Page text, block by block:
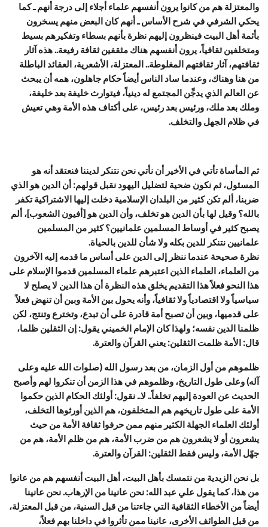
والمعتزلة هم من كانوا يرون أنفسهم علماء أجلاء إلى درجة أنهم ـ كما
يحكي الشرفي في شرح الأساس ـ أنهم كان البعض منهم يسخرون
بأئمة أهل البيت فينظرون إليهم نظرة بأنهم بسطاء وتفكيرهم بسيط
ومتخلفين ثقافياً، يرون أنفسهم هناك مثقفين ثقافة رفيعة.. هذه آثار
ثقافتهم، آثار ثقافتهم المغلوطة.. المعتزلة، الأشعرية، العقائد الباطلة
من هنا وهناك، وعندما ساد الناس أيضاً حكام جاهلون، همه أن يبحث
عن العالم الذي يدجِّن المجتمع له دينياً، فيتوارث خليفة بعد خليفة،
وملك بعد ملك، ورئيس بعد رئيس، على أكتاف هذه الأمة وهي تعيش
في ظلام الجهل والتخلف.
ثم المأساة تأتي في الأخير أن نأتي نحن نتنكر لديننا فنعتقد أنه هو
المسئول، ثم نكون ضحية لتضليل اليهود نقبل قولهم: أن الدين هو الذي
ضربنا، ألم تكن كثير من البلدان الإسلامية دخلت إليها الاشتراكية تكفر
بالله؟ وقيل لها بأن الدين هو تخلف، وأن الدين هو [أفيون الشعوب]، ألم
يصبح كثير في أوساط المسلمين علمانيين؟ كثير من المسلمين
علمانيين نتنكر للدين بكله ولا شأن للدين بالحياة.
نظرة صحيحة عندما ننظر إلى الدين على أساس ما قدمه إليه الآخرون
من العلماء، العلماء الذين اعتبرهم علماء المسلمين قدموا الإسلام على
هذا النحو فعلاً هذا التقديم يخلق هذه النظرة أن هذا الدين لا يصلح لا
سياسياً ولا اقتصادياً ولا ثقافياً، وأنه يحول بين الأمة وبين أن تنهض فعلاً
على قدميها، وبين أن تصبح أمة قادرة على أن تبدع، وتخترع وتنتج، لكن
ظلمنا الدين نفسه؛ ولهذا كان الإمام الخميني يقول: إن الثقلين ظلما،
قال: الأمة ظلمت الثقلين: يعني القرآن والعترة.
ظلموهم من أول الزمان، من بعد رسول الله (صلوات الله عليه وعلى
آله) وعلى طول التاريخ، وظلموهم في هذا الزمن أن تنكروا لهم وأصبح
الحديث عن العودة إليهم تخلفاً.. لا.. نقول: أولئك الحكام الذين حكموا
الأمة على طول تاريخهم هم المتخلفون، هم الذين أورثوها التخلف،
أولئك العلماء الجهلة الكثير منهم ممن حرفوا ثقافة الأمة من حيث
يشعرون أو لا يشعرون هم من ضرب الأمة، هم من ظلم الأمة، هم من
جهّل الأمة، وليس فقط الثقلين: القرآن والعترة.
بل نحن الزيدية من نتمسك بأهل البيت، أهل البيت أنفسهم هم من عانوا
من هذا، كما يقول علي عبد الله: نحن عانينا من الإرهاب. نحن عانينا
أيضاً من الأخطاء الثقافية التي جاءتنا من قبل السنية، من قبل المعتزلة،
من قبل الطوائف الأخرى، عانينا ممن تأثروا في داخلنا بهم فعلاً،